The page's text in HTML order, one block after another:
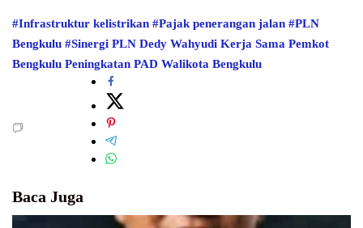
#Infrastruktur kelistrikan #Pajak penerangan jalan #PLN
Bengkulu #Sinergi PLN Dedy Wahyudi Kerja Sama Pemkot
Bengkulu Peningkatan PAD Walikota Bengkulu
Baca Juga